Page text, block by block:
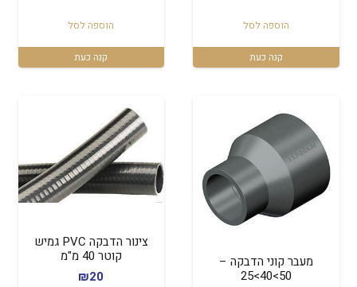
הוספה לסל
קנה כעת
הוספה לסל
קנה כעת
מעבר קוני הדבקה –
50>40>25
צינור הדבקה PVC גמיש
קוטר 40 מ"מ
₪20